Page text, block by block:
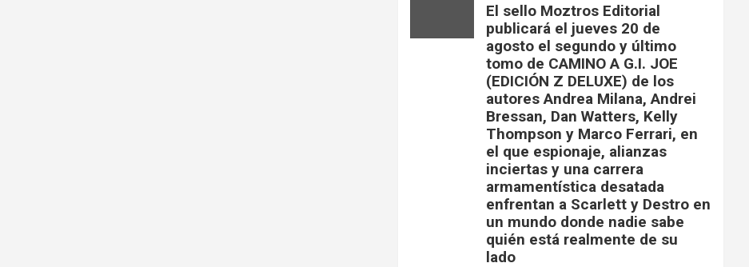
El sello Moztros Editorial
publicará el jueves 20 de
agosto el segundo y último
tomo de CAMINO A G.I. JOE
(EDICIÓN Z DELUXE) de los
autores Andrea Milana, Andrei
Bressan, Dan Watters, Kelly
Thompson y Marco Ferrari, en
el que espionaje, alianzas
inciertas y una carrera
armamentística desatada
enfrentan a Scarlett y Destro en
un mundo donde nadie sabe
quién está realmente de su
lado